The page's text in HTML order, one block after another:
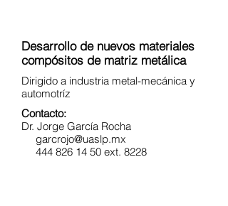
Desarrollo de nuevos materiales
compósitos de matriz metálica
Dirigido a industria metal-mecánica y
automotríz
Contacto:
Dr. Jorge García Rocha
garcrojo@uaslp.mx
444 826 14 50 ext. 8228